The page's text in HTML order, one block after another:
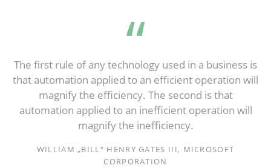
The first rule of any technology used in a business is
that automation applied to an efficient operation will
magnify the efficiency. The second is that
automation applied to an inefficient operation will
magnify the inefficiency.
WILLIAM „BILL“ HENRY GATES III, MICROSOFT
CORPORATION